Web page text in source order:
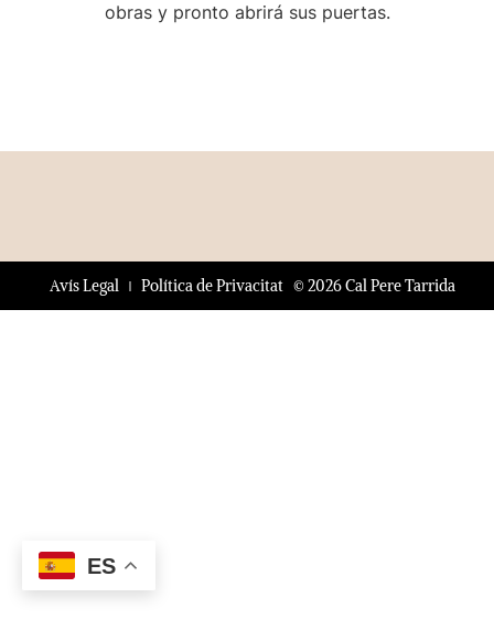
obras y pronto abrirá sus puertas.
© 2026 Cal Pere Tarrida
Avís Legal Política de Privacitat
ES